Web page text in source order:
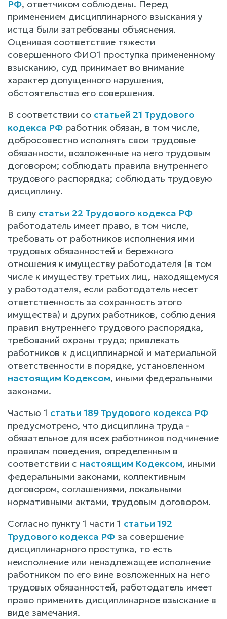
РФ, ответчиком соблюдены. Перед
применением дисциплинарного взыскания у
истца были затребованы объяснения.
Оценивая соответствие тяжести
совершенного ФИО1 проступка примененному
взысканию, суд принимает во внимание
характер допущенного нарушения,
обстоятельства его совершения.
В соответствии со статьей 21 Трудового
кодекса РФ работник обязан, в том числе,
добросовестно исполнять свои трудовые
обязанности, возложенные на него трудовым
договором; соблюдать правила внутреннего
трудового распорядка; соблюдать трудовую
дисциплину.
В силу статьи 22 Трудового кодекса РФ
работодатель имеет право, в том числе,
требовать от работников исполнения ими
трудовых обязанностей и бережного
отношения к имуществу работодателя (в том
числе к имуществу третьих лиц, находящемуся
у работодателя, если работодатель несет
ответственность за сохранность этого
имущества) и других работников, соблюдения
правил внутреннего трудового распорядка,
требований охраны труда; привлекать
работников к дисциплинарной и материальной
ответственности в порядке, установленном
настоящим Кодексом, иными федеральными
законами.
Частью 1 статьи 189 Трудового кодекса РФ
предусмотрено, что дисциплина труда -
обязательное для всех работников подчинение
правилам поведения, определенным в
соответствии с настоящим Кодексом, иными
федеральными законами, коллективным
договором, соглашениями, локальными
нормативными актами, трудовым договором.
Согласно пункту 1 части 1 статьи 192
Трудового кодекса РФ за совершение
дисциплинарного проступка, то есть
неисполнение или ненадлежащее исполнение
работником по его вине возложенных на него
трудовых обязанностей, работодатель имеет
право применить дисциплинарное взыскание в
виде замечания.